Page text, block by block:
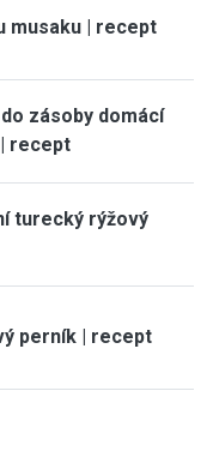
musaku | recept
zásoby domácí
recept
turecký rýžový
perník | recept